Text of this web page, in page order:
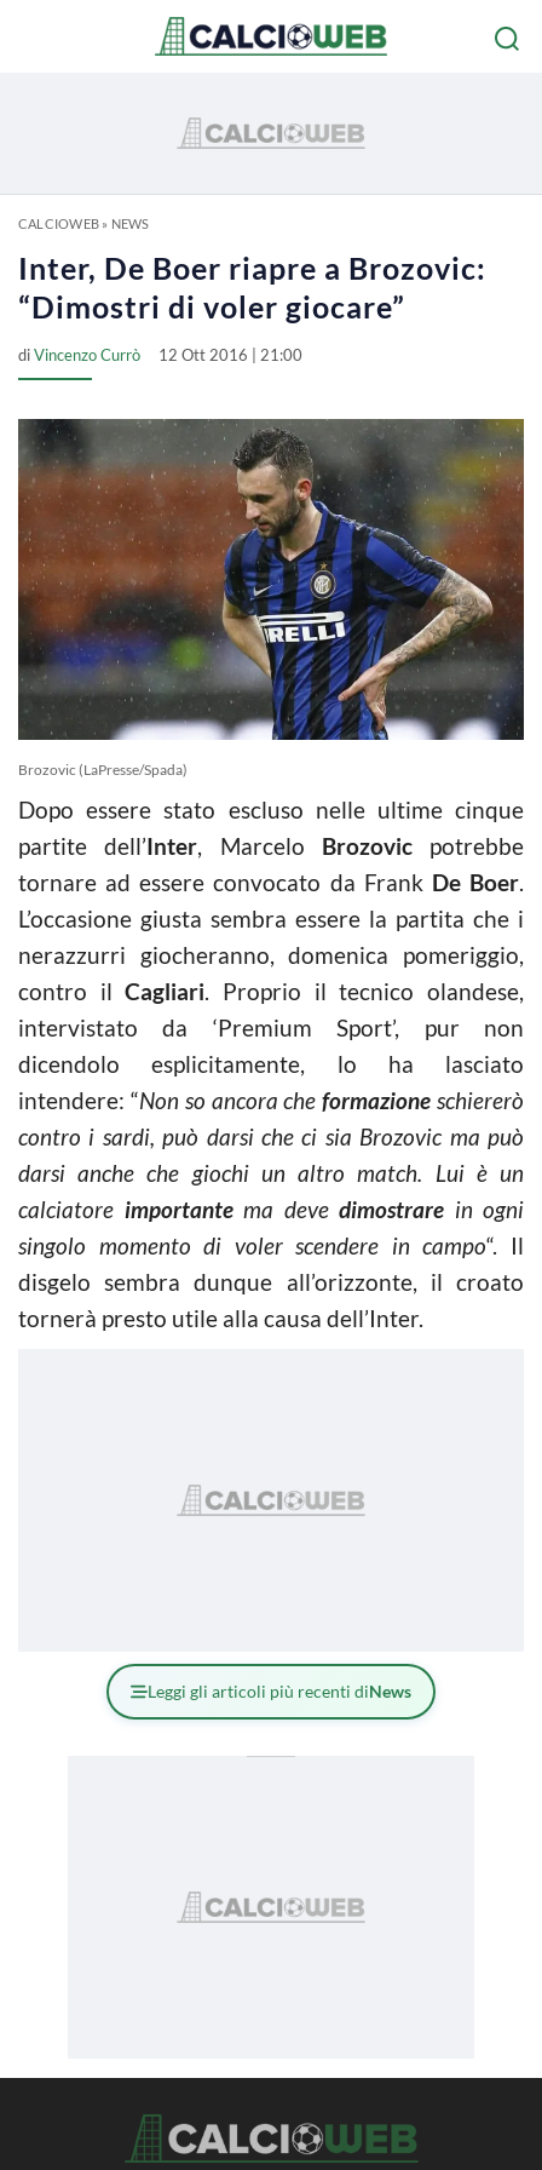
CALCIOWEB» NEWS
Inter, De Boer riapre a Brozovic:
“Dimostri di voler giocare”
diVincenzo Currò 12 Ott 2016 | 21:00
Brozovic (LaPresse/Spada)
Dopo essere stato escluso nelle ultime cinque
partite dell’Inter, Marcelo Brozovicpotrebbe
tornare ad essere convocato da Frank De Boer.
L’occasione giusta sembra essere la partita che i
nerazzurri giocheranno, domenica pomeriggio,
contro ilCagliari. Proprio il tecnico olandese,
intervistato da ‘Premium Sport’, pur non
dicendolo esplicitamente, lo ha lasciato
intendere: “Non so ancora cheformazione schiererò
contro i sardi, può darsi che ci sia Brozovic ma può
darsi anche che giochi un altro match. Lui è un
calciatore importantema deve dimostrare in ogni
singolo momento di voler scendere in campo“. Il
disgelo sembra dunque all’orizzonte, il croato
tornerà presto utile alla causa dell’Inter.
Leggi gli articoli più recenti diNews